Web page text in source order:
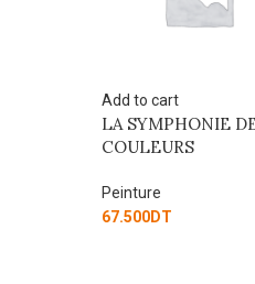
Add to cart
LA SYMPHONIE
COULEURS
Peinture
67.500DT